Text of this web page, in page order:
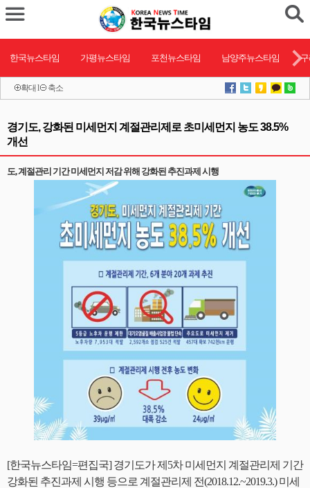
한국뉴스타임 가평뉴스타임 포천뉴스타임 남양주뉴스타임
확대 l 축소
경기도, 강화된 미세먼지 계절관리제로 초미세먼지 농도 38.5%
개선
도, 계절관리 기간 미세먼지 저감 위해 강화된 추진과제 시행
[한국뉴스타임=편집국] 경기도가 제5차 미세먼지 계절관리제 기간
강화된 추진과제 시행 등으로 계절관리제 전(2018.12.~2019.3.) 미세